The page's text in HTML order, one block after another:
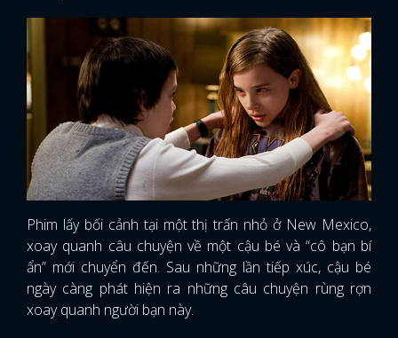
Phim lấy bối cảnh tại một thị trấn nhỏ ở New Mexico,
xoay quanh câu chuyện về một cậu bé và “cô bạn bí
ẩn” mới chuyển đến. Sau những lần tiếp xúc, cậu bé
ngày càng phát hiện ra những câu chuyện rùng rợn
xoay quanh người bạn này.